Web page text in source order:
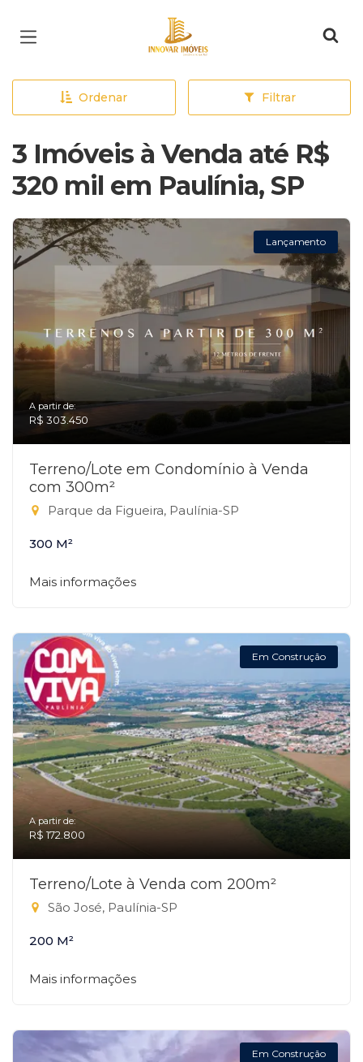
Página inicial
Ordenar Filtrar
3 Imóveis à Venda até R$
320 mil em Paulínia, SP
Lançamento
A partir de:
R$ 303.450
Terreno/Lote em Condomínio à Venda
com 300m²
Parque da Figueira, Paulínia-SP
300 M²
Mais informações
Em Construção
A partir de:
R$ 172.800
Terreno/Lote à Venda com 200m²
São José, Paulínia-SP
200 M²
Mais informações
Em Construção